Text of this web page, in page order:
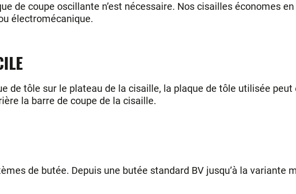
de coupe oscillante n’est nécessaire. Nos cisailles économes
électromécanique.
de tôle sur le plateau de la cisaille, la plaque de tôle utilisée
la barre de coupe de la cisaille.
de butée. Depuis une butée standard BV jusqu’à la variante